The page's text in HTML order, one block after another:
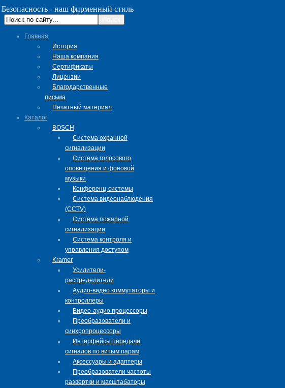
Безопасность - наш фирменный стиль
Главная
История
Наша компания
Сертификаты
Лицензии
Благодарственные
письма
Печатный материал
Каталог
BOSCH
Система охранной
сигнализации
Система голосового
оповещения и фоновой
музыки
Конференц-системы
Система видеонаблюдения
(CCTV)
Система пожарной
сигнализации
Система контроля и
управления доступом
Kramer
Усилители-
распределители
Аудио-видео коммутаторы и
контроллеры
Видео-аудио процессоры
Преобразователи и
синхропроцессоры
Интерфейсы передачи
сигналов по витым парам
Аксессуары и адаптеры
Преобразователи частоты
развертки и масштабаторы